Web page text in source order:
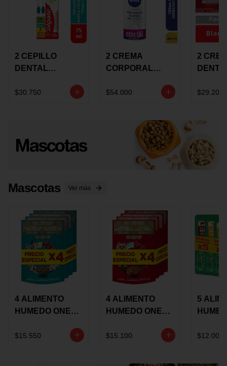
2 CEPILLO
DENTAL
+CREMA
$30.750
2 CREMA
CORPORAL
EXPRESS
OFERTA
$54.000
2
$29.200
Mascotas Ver más
4 ALIMENTO
HUMEDO ONE
85 GRS
$15.550
4 ALIMENTO
HUMEDO ONE
85 GRS
$15.100
5
$12.000